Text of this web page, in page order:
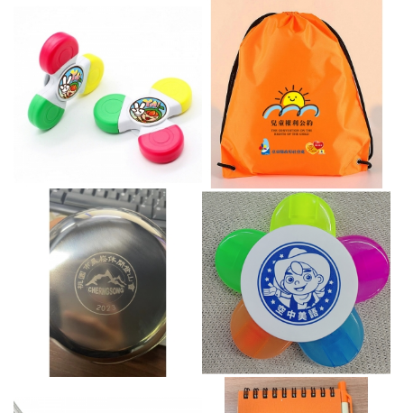
數據線套裝組-馬偕醫院
指尖陀螺螢光筆-福德國小 束口袋UV彩印-勵馨基金會
五花瓣螢光筆